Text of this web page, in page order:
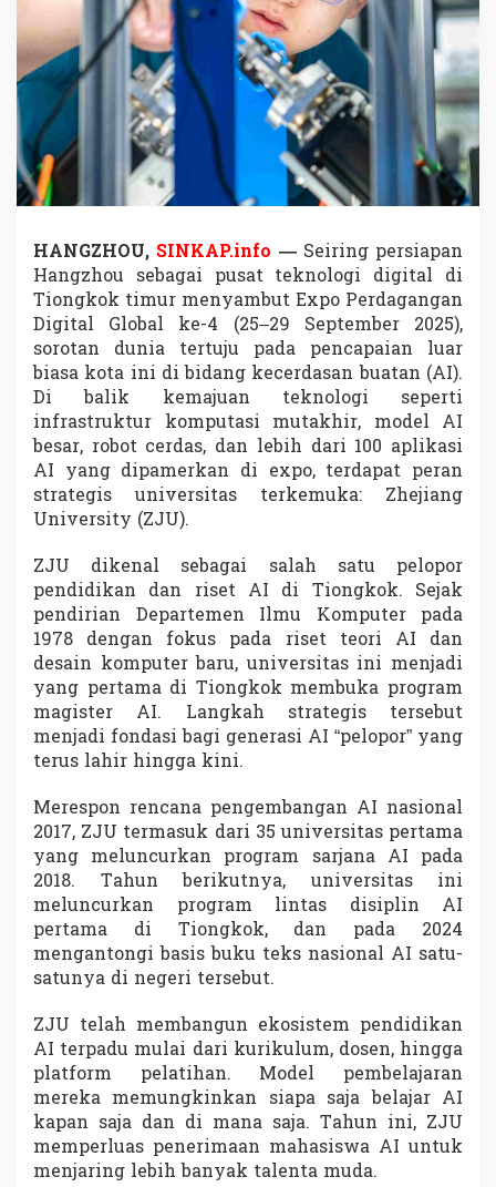
C
a
k
P
r
I
,
o
r
o
n
g
I
n
o
v
a
e
k
n
l
o
g
i
H
a
n
z
h
o
u
G
l
o
b
HANGZHOU, SINKAP.info —Seiring persiapan
Hangzhou sebagai pusat teknologi digital di
Tiongkok timur menyambut Expo Perdagangan
Digital Global ke-4 (25–29 September 2025),
sorotan dunia tertuju pada pencapaian luar
biasa kota ini di bidang kecerdasan buatan (AI).
Di balik kemajuan teknologi seperti
infrastruktur komputasi mutakhir, model AI
besar, robot cerdas, dan lebih dari 100 aplikasi
AI yang dipamerkan di expo, terdapat peran
strategis universitas terkemuka: Zhejiang
University (ZJU).
ZJU dikenal sebagai salah satu pelopor
pendidikan dan riset AI di Tiongkok. Sejak
pendirian Departemen Ilmu Komputer pada
1978 dengan fokus pada riset teori AI dan
desain komputer baru, universitas ini menjadi
yang pertama di Tiongkok membuka program
magister AI. Langkah strategis tersebut
menjadi fondasi bagi generasi AI “pelopor” yang
terus lahir hingga kini.
Merespon rencana pengembangan AI nasional
2017, ZJU termasuk dari 35 universitas pertama
yang meluncurkan program sarjana AI pada
2018. Tahun berikutnya, universitas ini
meluncurkan program lintas disiplin AI
pertama di Tiongkok, dan pada 2024
mengantongi basis buku teks nasional AI satu-
satunya di negeri tersebut.
ZJU telah membangun ekosistem pendidikan
AI terpadu mulai dari kurikulum, dosen, hingga
platform pelatihan. Model pembelajaran
mereka memungkinkan siapa saja belajar AI
kapan saja dan di mana saja. Tahun ini, ZJU
memperluas penerimaan mahasiswa AI untuk
menjaring lebih banyak talenta muda.